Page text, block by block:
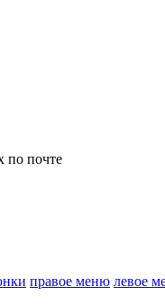
по почте
правое меню левое